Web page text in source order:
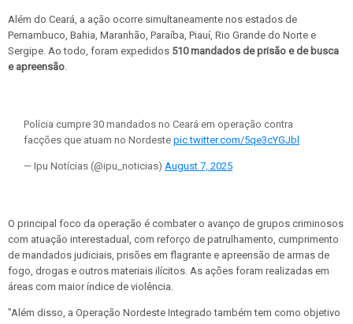
Além do Ceará, a ação ocorre simultaneamente nos estados de
Pernambuco, Bahia, Maranhão, Paraíba, Piauí, Rio Grande do Norte e
Sergipe. Ao todo, foram expedidos 510 mandados de prisão e de busca
e apreensão
Polícia cumpre 30 mandados no Ceará em operação contra
facções que atuam no Nordeste pic.twitter.com/5qe3cYGJbl
— Ipu Notícias (@ipu_noticias) August 7, 2025
O principal foco da operação é combater o avanço de grupos criminosos
com atuação interestadual, com reforço de patrulhamento, cumprimento
de mandados judiciais, prisões em flagrante e apreensão de armas de
fogo, drogas e outros materiais ilícitos. As ações foram realizadas em
áreas com maior índice de violência.
"Além disso, a Operação Nordeste Integrado também tem como objetivo